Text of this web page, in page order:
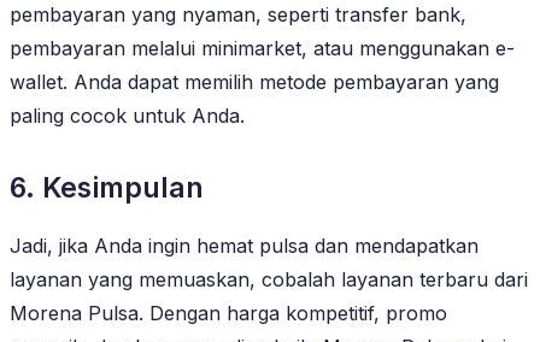
pembayaran yang nyaman, seperti transfer bank,
pembayaran melalui minimarket, atau menggunakan e-
wallet. Anda dapat memilih metode pembayaran yang
paling cocok untuk Anda.
6. Kesimpulan
Jadi, jika Anda ingin hemat pulsa dan mendapatkan
layanan yang memuaskan, cobalah layanan terbaru dari
Morena Pulsa. Dengan harga kompetitif, promo